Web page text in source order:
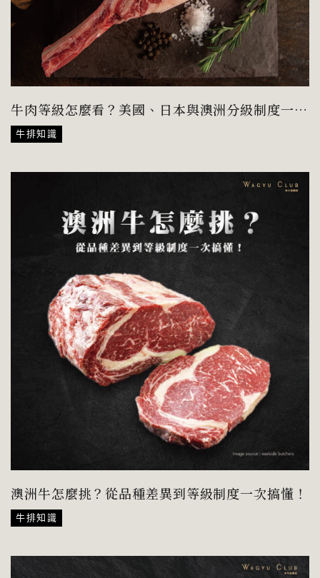
牛排知識
牛肉等級怎麼看？美國、日本與澳洲分級制度一次
看！
牛排知識
澳洲牛怎麼挑？從品種差異到等級制度一次搞懂！